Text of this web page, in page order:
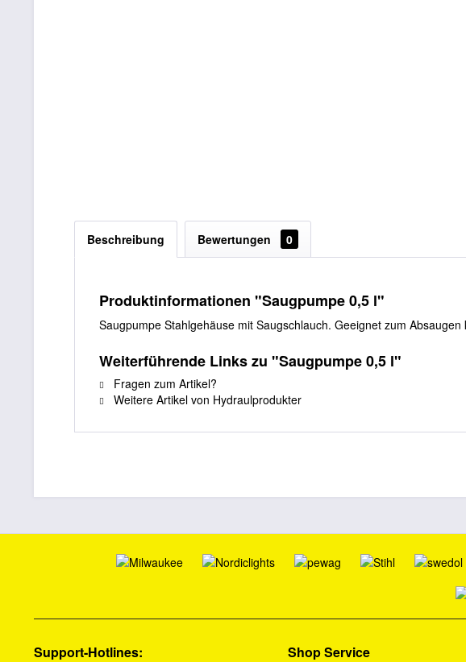
Beschreibung Bewertungen 0
Produktinformationen "Saugpumpe 0,5 l"
Saugpumpe Stahlgehäuse mit Saugschlauch. Geeignet zum
Weiterführende Links zu "Saugpumpe 0,5 l"
Fragen zum Artikel?
Weitere Artikel von Hydraulprodukter
Support-Hotlines: Shop Service